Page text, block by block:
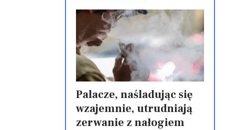
Palacze, naśladując się
wzajemnie, utrudniają
zerwanie z nałogiem